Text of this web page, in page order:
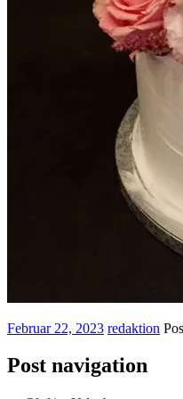
Februar 22, 2023 redaktion
Post navigation